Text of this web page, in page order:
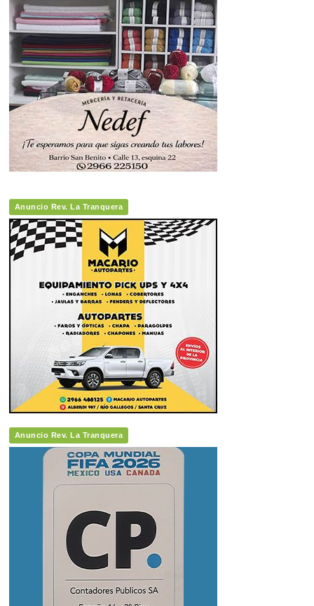
Anuncio Rev. La Tranquera
Anuncio Rev. La Tranquera